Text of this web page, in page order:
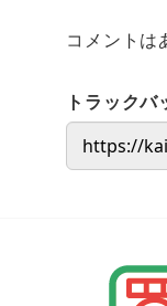
コメントは
トラックバ